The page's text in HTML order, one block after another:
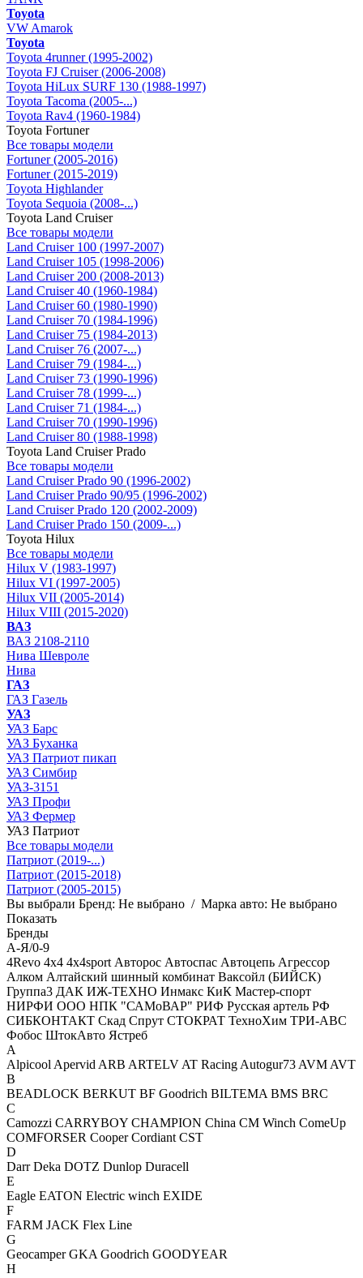
Toyota
VW Amarok
Toyota
Toyota 4runner (1995-2002)
Toyota FJ Cruiser (2006-2008)
Toyota HiLux SURF 130 (1988-1997)
Toyota Tacoma (2005-...)
Toyota Rav4 (1960-1984)
Toyota Fortuner
Все товары модели
Fortuner (2005-2016)
Fortuner (2015-2019)
Toyota Highlander
Toyota Sequoia (2008-...)
Toyota Land Cruiser
Все товары модели
Land Cruiser 100 (1997-2007)
Land Cruiser 105 (1998-2006)
Land Cruiser 200 (2008-2013)
Land Cruiser 40 (1960-1984)
Land Cruiser 60 (1980-1990)
Land Cruiser 70 (1984-1996)
Land Cruiser 75 (1984-2013)
Land Cruiser 76 (2007-...)
Land Cruiser 79 (1984-...)
Land Cruiser 73 (1990-1996)
Land Cruiser 78 (1999-...)
Land Cruiser 71 (1984-...)
Land Cruiser 70 (1990-1996)
Land Cruiser 80 (1988-1998)
Toyota Land Cruiser Prado
Все товары модели
Land Cruiser Prado 90 (1996-2002)
Land Cruiser Prado 90/95 (1996-2002)
Land Cruiser Prado 120 (2002-2009)
Land Cruiser Prado 150 (2009-...)
Toyota Hilux
Все товары модели
Hilux V (1983-1997)
Hilux VI (1997-2005)
Hilux VII (2005-2014)
Hilux VIII (2015-2020)
ВАЗ
ВАЗ 2108-2110
Нива Шевроле
Нива
ГАЗ
ГАЗ Газель
УАЗ
УАЗ Барс
УАЗ Буханка
УАЗ Патриот пикап
УАЗ Симбир
УАЗ-3151
УАЗ Профи
УАЗ Фермер
УАЗ Патриот
Все товары модели
Патриот (2019-...)
Патриот (2015-2018)
Патриот (2005-2015)
Вы выбрали Бренд: Не выбрано / Марка авто: Не выбрано
Показать
Бренды
А-Я/0-9
4Revo 4x4 4x4sport Авторос Автоспас Автоцепь Агрессор
Алком Алтайский шинный комбинат Ваксойл (БИЙСК)
Группа3 ДАК ИЖ-ТЕХНО Инмакс КиК Мастер-спорт
НИРФИ ООО НПК "САМоВАР" РИФ Русская артель РФ
СИБКОНТАКТ Скад Спрут СТОКРАТ ТехноХим ТРИ-АВС
Фобос ШтокАвто Ястреб
A
AlpicoolApervidARB ARTELVAT RacingAutogur73AVMAVT
B
BEADLOCK BERKUT BF Goodrich BILTEMA BMS BRC
C
Camozzi CARRYBOY CHAMPION China CM Winch ComeUp
COMFORSER Cooper Cordiant CST
D
Darr Deka DOTZ Dunlop Duracell
E
Eagle EATON Electric winch EXIDE
F
FARM JACK Flex Line
G
Geocamper GKA Goodrich GOODYEAR
H